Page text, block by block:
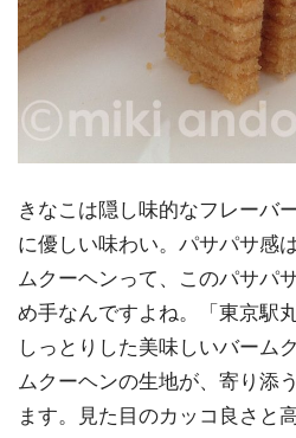
きなこは隠し味的なフレーバ
に優しい味わい。パサパサ感
ムクーヘンって、このパサパ
め手なんですよね。「東京駅
しっとりした美味しいバーム
ムクーヘンの生地が、寄り添
ます。見た目のカッコ良さと